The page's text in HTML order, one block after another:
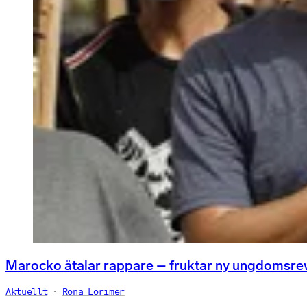
Marocko åtalar rappare – fruktar ny
Aktuellt Rona Lorimer